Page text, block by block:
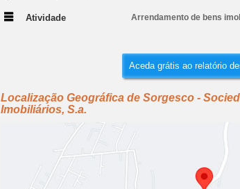
Atividade Arrendamento de bens
Aceda grátis ao relatório
Localização Geográfica de Sorgesco -
Imobiliários, S.a.